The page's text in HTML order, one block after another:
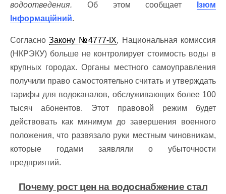
водоотведения. Об этом сообщает
Ізюм
Інформаційний.
СогласноЗакону №4777-ІХ, Национальная комиссия
(НКРЭКУ) больше не контролирует стоимость воды в
крупных городах. Органы местного самоуправления
получили право самостоятельно считать и утверждать
тарифы для водоканалов, обслуживающих более 100
тысяч абонентов. Этот правовой режим будет
действовать как минимум до завершения военного
положения, что развязало руки местным чиновникам,
которые годами заявляли о убыточности
предприятий.
Почему рост цен на водоснабжение стал